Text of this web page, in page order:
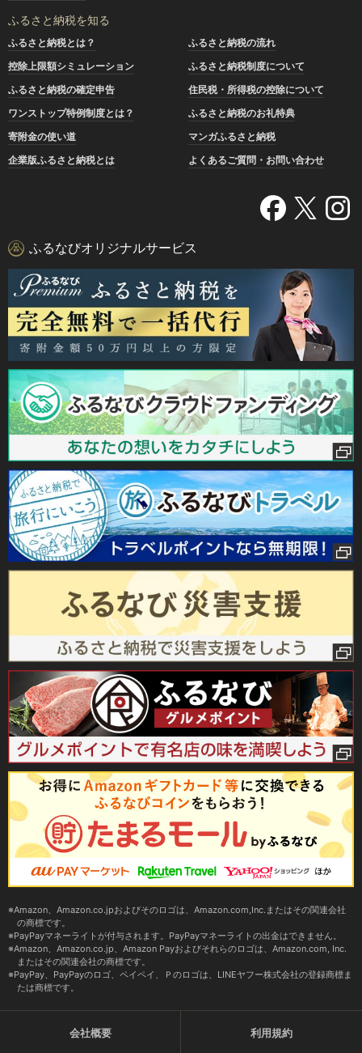
ふるさと納税を知る
ふるさと納税とは？
ふるさと納税の流れ
控除上限額シミュレーション
ふるさと納税制度について
ふるさと納税の確定申告
住民税・所得税の控除について
ワンストップ特例制度とは？
ふるさと納税のお礼特典
寄附金の使い道
マンガふるさと納税
企業版ふるさと納税とは
よくあるご質問・お問い合わせ
ふるなびオリジナルサービス
Amazon、Amazon.co.jpおよびそのロゴは、Amazon.com,Inc.またはその関連会社
の商標です。
PayPayマネーライトが付与されます。PayPayマネーライトの出金はできません。
Amazon、Amazon.co.jp、Amazon Payおよびそれらのロゴは、Amazon.com, Inc.
またはその関連会社の商標です。
PayPay、PayPayのロゴ、ペイペイ、Ｐのロゴは、LINEヤフー株式会社の登録商標ま
たは商標です。
会社概要 利用規約